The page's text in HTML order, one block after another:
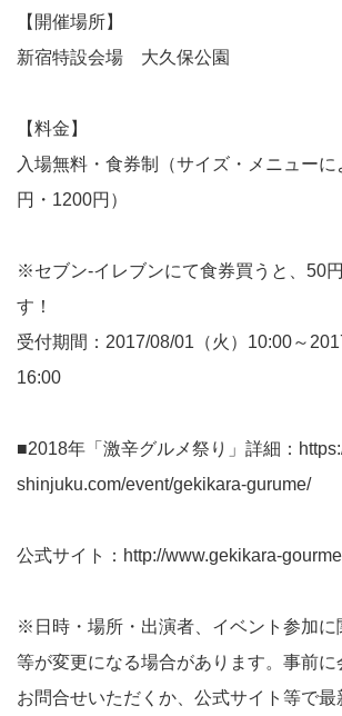
【開催場所】
新宿特設会場 大久保公園
【料金】
入場無料・食券制（サイズ・メニュー
円・1200円）
※セブン-イレブンにて食券買うと、50
す！
受付期間：2017/08/01（火）10:00～
16:00
■2018年「激辛グルメ祭り」詳細：
shinjuku.com/event/gekikara-gurume/
公式サイト：http://www.gekikara-
※日時・場所・出演者、イベント参加に
等が変更になる場合があります。事前
お問合せいただくか、公式サイト等で最